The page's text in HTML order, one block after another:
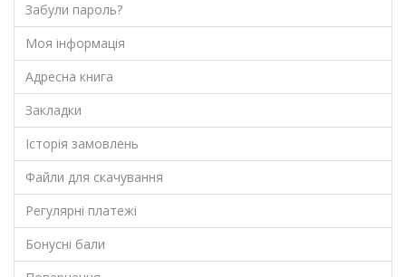
Забули пароль?
Моя інформація
Адресна книга
Закладки
Історія замовлень
Файли для скачування
Регулярні платежі
Бонусні бали